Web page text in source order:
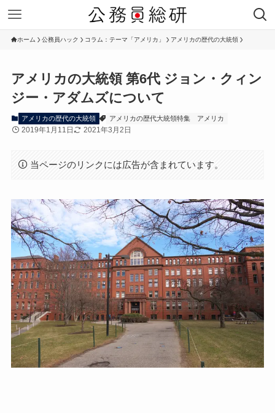
ホーム 公務員ハック コラム：テーマ「アメリカ」 アメリカの歴代の大統領
アメリカの大統領 第6代 ジョン・クィン
ジー・アダムズについて
アメリカの歴代の大統領 アメリカの歴代大統領特集 アメリカ
2019年1月11日 2021年3月2日
当ページのリンクには広告が含まれています。